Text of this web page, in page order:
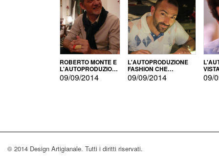
ROBERTO MONTE E
L'AUTOPRODUZIONE
CON IL CENSIMENTO
09/09/2014
L'AUTOPRODUZIONE
FASHION CHE
CONQUISTA GLI USA
09/09/2014 09/
© 2014 Design Artigianale. Tutti i diritti riservati.